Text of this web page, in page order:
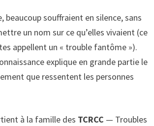
beaucoup souffraient en silence, sans
un nom sur ce qu’elles vivaient (ce
appellent un « trouble fantôme »).
explique en grande partie le
que ressentent les personnes
à la famille des TCRCC — Troubles